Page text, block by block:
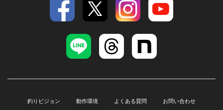
釣りビジョン 動作環境 よくある質問 お問い合わせ